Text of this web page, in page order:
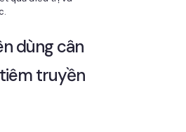
dùng cân
truyền